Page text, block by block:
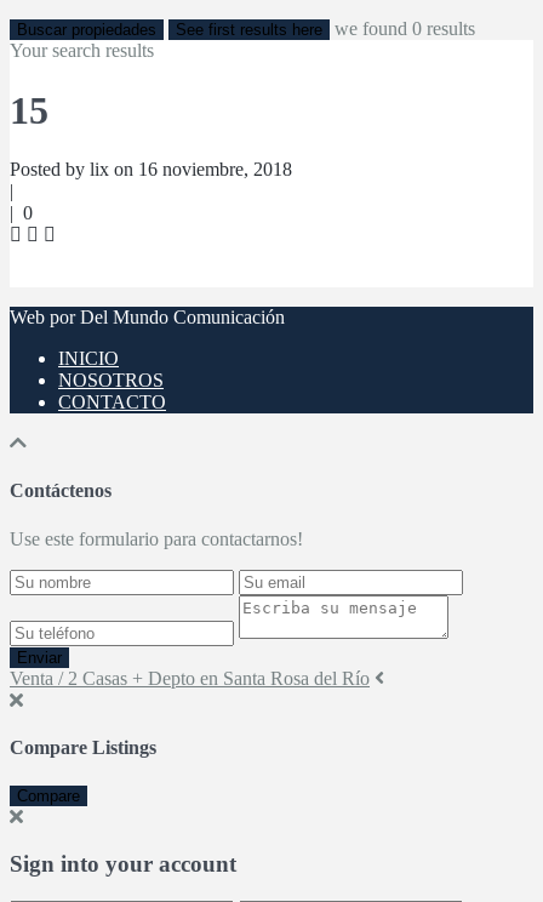
Buscar propiedades See first results here we found 0 results
Your search results
15
Posted by lix on 16 noviembre, 2018
|
| 0
Web por Del Mundo Comunicación
INICIO
NOSOTROS
CONTACTO
Contáctenos
Use este formulario para contactarnos!
Enviar
Venta / 2 Casas + Depto en Santa Rosa del Río
Compare Listings
Compare
Sign into your account